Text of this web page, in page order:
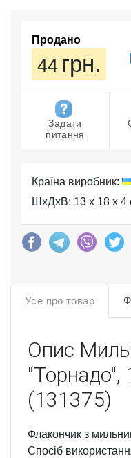
Продано
44 грн.
Задати
питання
Країна виробник:
ШхДхВ: 13 x 18 x 4
Усе про товар
Опис
(131375)
Флакончик з
Спосіб